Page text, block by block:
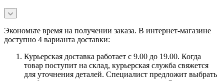
Экономьте время на получении заказа. В интернет-магазине
доступно 4 варианта доставки:
Курьерская доставка работает с 9.00 до 19.00. Когда
товар поступит на склад, курьерская служба свяжется
для уточнения деталей. Специалист предложит выбрать